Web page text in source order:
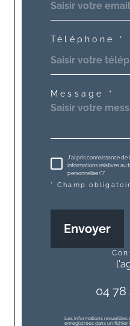
Téléphone *
Message *
J'ai pris connaissance
informations relatives au
personnelles (*)*
* Champ
Envoyer
04 78
Les informations recueillies
enregistrées dans un fichier